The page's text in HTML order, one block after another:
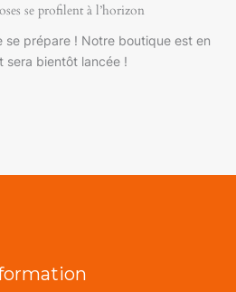
se profilent à l’horizon
se prépare ! Notre boutique est en
sera bientôt lancée !